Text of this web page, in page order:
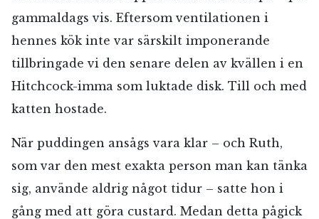
gammaldags vis. Eftersom ventilationen i
hennes kök inte var särskilt imponerande
tillbringade vi den senare delen av kvällen i en
Hitchcock-imma som luktade disk. Till och med
katten hostade.
När puddingen ansågs vara klar – och Ruth,
som var den mest exakta person man kan tänka
sig, använde aldrig något tidur – satte hon i
gång med att göra custard. Medan detta pågick